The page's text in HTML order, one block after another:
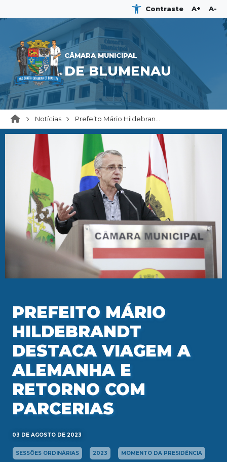
Contraste A+ A-
CÂMARA MUNICIPAL
DE BLUMENAU
Notícias Prefeito Mário Hildebran...
PREFEITO MÁRIO
HILDEBRANDT
DESTACA VIAGEM A
ALEMANHA E
RETORNO COM
PARCERIAS
03 DE AGOSTO DE 2023
SESSÕES ORDINÁRIAS 2023 MOMENTO DA PRESIDÊNCIA